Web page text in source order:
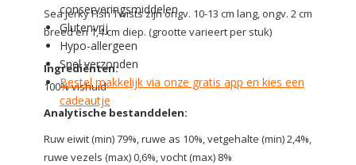
conserveringsmiddelen
Glutenvrij
Hypo-allergeen
Snel verzonden
Bestel makkelijk via onze gratis app en kies een
cadeautje
Sea Jerky Fish Twists zijn ongv. 10-13 cm lang, ongv. 2 cm
breed en 1,4 cm diep. (grootte varieert per stuk)
Ingrediënten:
100% vishuid
Analytische bestanddelen:
Ruw eiwit (min) 79%, ruwe as 10%, vetgehalte (min) 2,4%,
ruwe vezels (max) 0,6%, vocht (max) 8%